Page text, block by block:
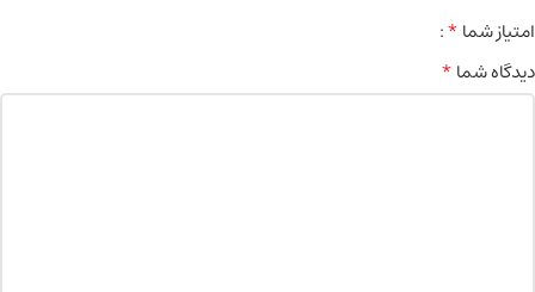
امتیاز شما*
دیدگاه شما*